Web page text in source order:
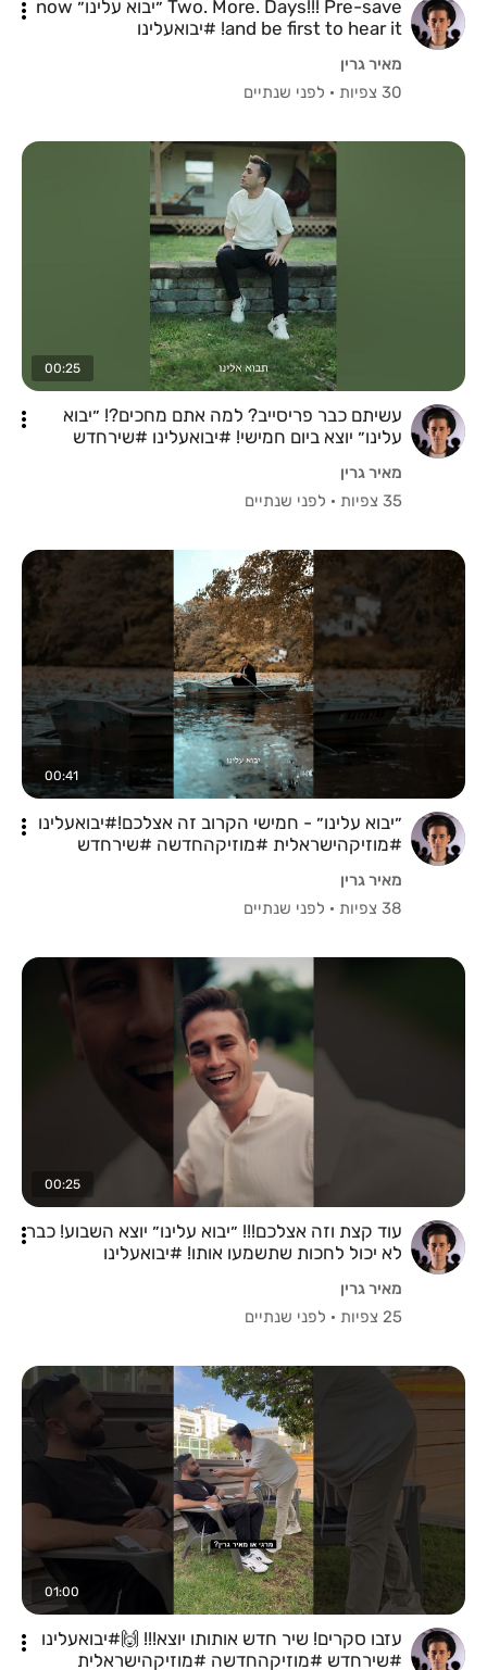
Two. More. Days!!! Pre-save ״יבוא עלינו״ now
and be first to hear it! #יבואעלינו
מאיר גרין
30 צפיות
· לפני שנתיים
00:25
עשיתם כבר פריסייב? למה אתם מחכים?! ״יבוא
עלינו״ יוצא ביום חמישי! #יבואעלינו #שירחדש
מאיר גרין
35 צפיות
· לפני שנתיים
00:41
״יבוא עלינו״ - חמישי הקרוב זה אצלכם!#יבואעלינו
#מוזיקהישראלית #מוזיקהחדשה #שירחדש
מאיר גרין
38 צפיות
· לפני שנתיים
00:25
עוד קצת וזה אצלכם!!! ״יבוא עלינו״ יוצא השבוע! כבר
לא יכול לחכות שתשמעו אותו! #יבואעלינו
מאיר גרין
25 צפיות
· לפני שנתיים
01:00
עזבו סקרים! שיר חדש אותותו יוצא!!! 🙌#יבואעלינו
#שירחדש #מוזיקהחדשה #מוזיקהישראלית